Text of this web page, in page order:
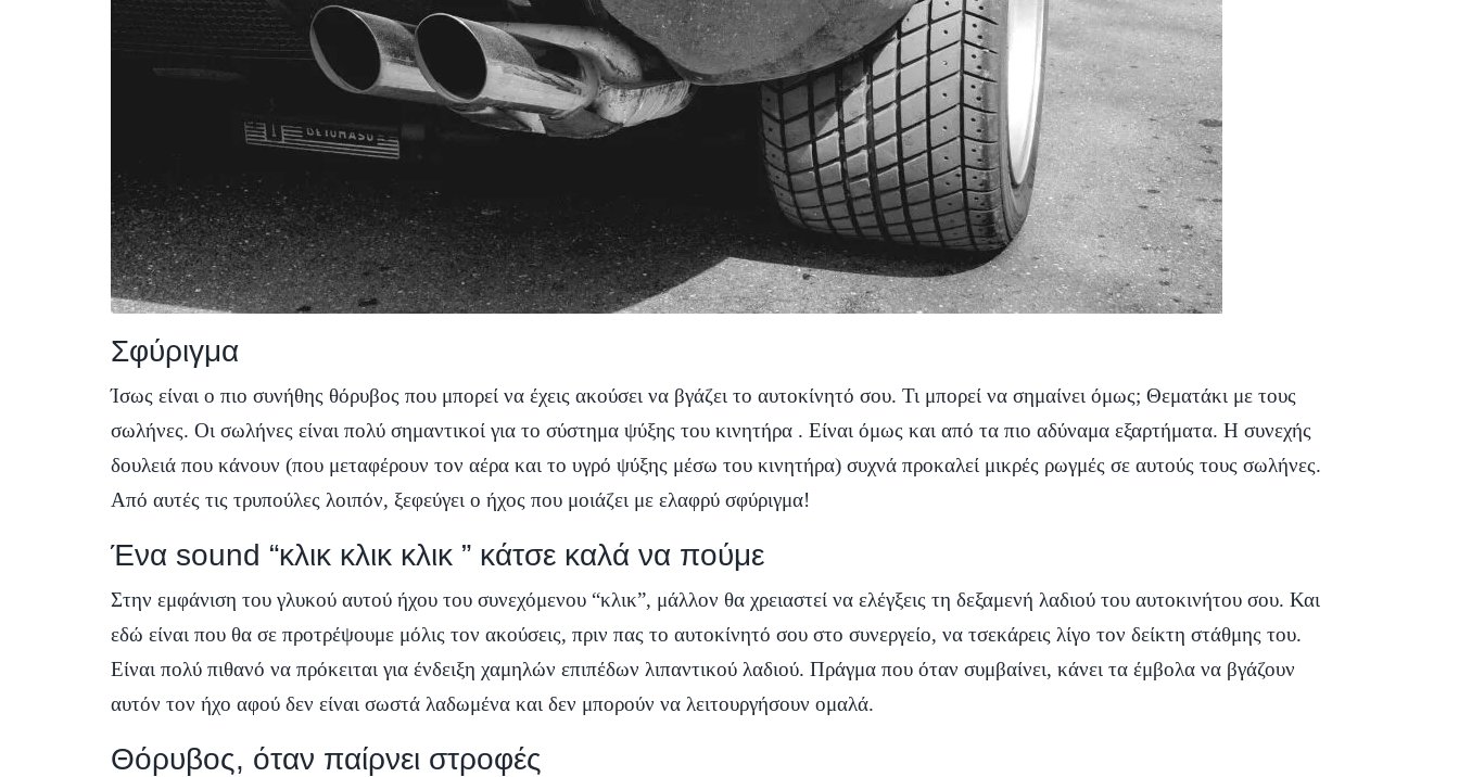
Σφύριγμα
Ίσως είναι ο πιο συνήθης θόρυβος που μπορεί να έχεις ακούσει να βγάζει το αυτοκίνητό σου. Τι μπορεί να σημαίνει όμως; Θεματάκι με τους
σωλήνες. Οι σωλήνες είναι πολύ σημαντικοί για το σύστημα ψύξης του κινητήρα . Είναι όμως και από τα πιο αδύναμα εξαρτήματα. Η συνεχής
δουλειά που κάνουν (που μεταφέρουν τον αέρα και το υγρό ψύξης μέσω του κινητήρα) συχνά προκαλεί μικρές ρωγμές σε αυτούς τους σωλήνες.
Από αυτές τις τρυπούλες λοιπόν, ξεφεύγει ο ήχος που μοιάζει με ελαφρύ σφύριγμα!
Ένα sound “κλικ κλικ κλικ ” κάτσε καλά να πούμε
Στην εμφάνιση του γλυκού αυτού ήχου του συνεχόμενου “κλικ”, μάλλον θα χρειαστεί να ελέγξεις τη δεξαμενή λαδιού του αυτοκινήτου σου. Και
εδώ είναι που θα σε προτρέψουμε μόλις τον ακούσεις, πριν πας το αυτοκίνητό σου στο συνεργείο, να τσεκάρεις λίγο τον δείκτη στάθμης του.
Είναι πολύ πιθανό να πρόκειται για ένδειξη χαμηλών επιπέδων λιπαντικού λαδιού. Πράγμα που όταν συμβαίνει, κάνει τα έμβολα να βγάζουν
αυτόν τον ήχο αφού δεν είναι σωστά λαδωμένα και δεν μπορούν να λειτουργήσουν ομαλά.
Θόρυβος, όταν παίρνει στροφές